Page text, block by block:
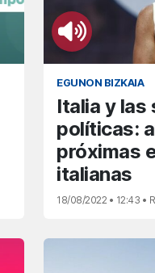
EGUNON BIZKAIA
Italia y las
políticas:
próximas
italianas
18/08/2022 • 12:43 •